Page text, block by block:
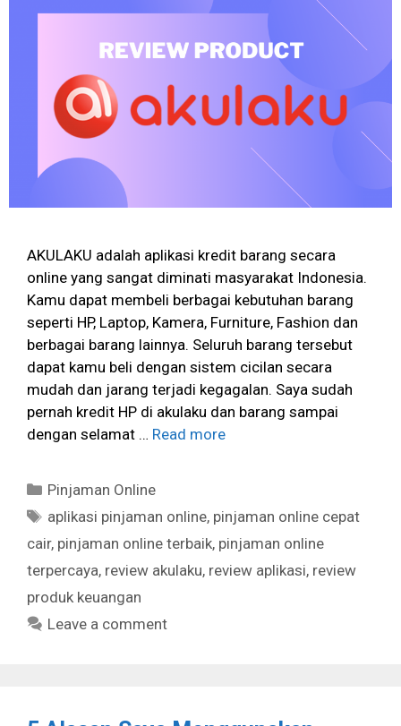
AKULAKU adalah aplikasi kredit barang secara
online yang sangat diminati masyarakat Indonesia.
Kamu dapat membeli berbagai kebutuhan barang
seperti HP, Laptop, Kamera, Furniture, Fashion dan
berbagai barang lainnya. Seluruh barang tersebut
dapat kamu beli dengan sistem cicilan secara
mudah dan jarang terjadi kegagalan. Saya sudah
pernah kredit HP di akulaku dan barang sampai
dengan selamat … Read more
Categories
Pinjaman Online
Tags
aplikasi pinjaman online, pinjaman online cepat
cair, pinjaman online terbaik, pinjaman online
terpercaya, review akulaku, review aplikasi, review
produk keuangan
Leave a comment